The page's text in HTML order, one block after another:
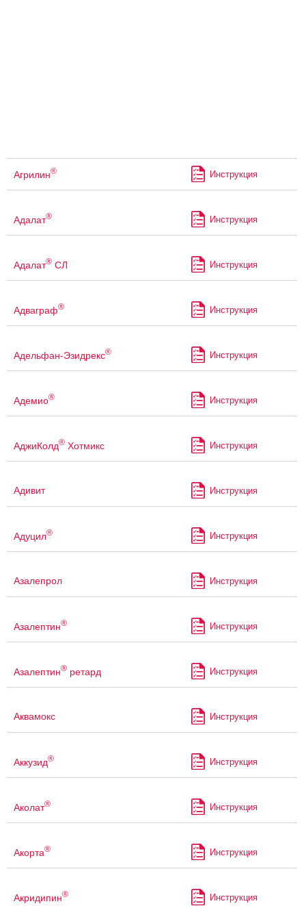
Агрилин® Инструкция
Адалат® Инструкция
Адалат® СЛ Инструкция
Адваграф® Инструкция
Адельфан-Эзидрекс® Инструкция
Адемио® Инструкция
АджиКолд® Хотмикс Инструкция
Адивит Инструкция
Адуцил® Инструкция
Азалепрол Инструкция
Азалептин® Инструкция
Азалептин® ретард Инструкция
Аквамокс Инструкция
Аккузид® Инструкция
Аколат® Инструкция
Акорта® Инструкция
Акридипин® Инструкция